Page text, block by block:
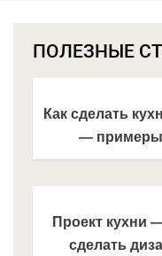
ПОЛЕЗНЫЕ
Как сделать
— примеры
Проект кухни
сделать